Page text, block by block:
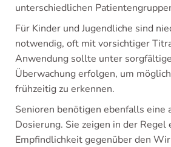
unterschiedlichen
Für Kinder und Jugendliche sind
notwendig, oft mit vorsichtiger
Anwendung sollte unter
Überwachung erfolgen, um
frühzeitig zu erkennen.
Senioren benötigen ebenfalls eine
Dosierung. Sie zeigen in der Regel
Empfindlichkeit gegenüber den